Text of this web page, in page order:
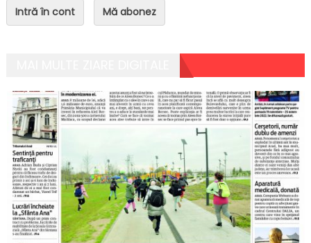
Intră în cont Mă abonez